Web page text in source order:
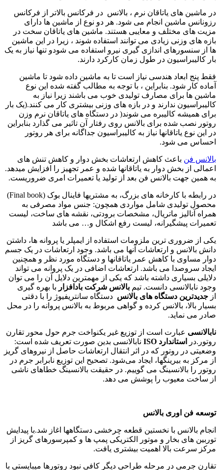
در ماشین های یاتاقان نرم ، بالانس در فرکانس بالاتر از فرکانس
رزونانس ماشین انجام می شود. هر دو نوع از ماشین ها دارای
مزیت های مختلف و معایبی هستند. ماشین های یاتاقان سخت در
بازه های وزنی زیادی می توانند استفاده شوند ، زیرا در این ماشین
ها از سنسورهای اندازی گیری نیرو استفاده می شودو تنها نیاز به یک
بار کالیبراسیون در طول زمان کارکرد دارند.
فقط پنج ابعاد هندسی نیاز است تا به ماشین داده شود تا ماشین
آماده کار شود. بنابراین ، با توجه به مطالب گفته شده این نوع
ماشین ها برای مصارف تولیدی خوب می باشند زیرا نیاز به
کالیبراسیون ندارند و در بازه های وزنی بیشتری کار می کنند.(یک بار
برای همیشه کالیبره می شوند( در دستگاه های یاتاقان نرم وزن
روتور نصب شده برای بالانس روی رفتار آن تاثیر می گذارد بنابراین
در این نوع یاتاقانها نیاز به کالیبراسیون جداگانه برای هر روتور
احساس می شود.
بالانس فن باعث کاهش ارتعاشات بخش دوار و کاهش تنش های
اعمالی از بخش دوار به یاتاقانها شده و عمر تجهیز را افزایش میدهد.
به همین جهت بالانس فن بعد از تولید یا تعمیرات امری ضروریست.
در رابطه با کارخانه های بزرگ، به مشتریها فاینال بوک (Final book)
محصول تولیدی شامل مواردی همچون: جنس مواد مصرفی به
همراه آنالیز ماتریال، مشخصات برودتی، نقشه های ساخت، لیست
تعمیرات پیشگیرانه، لیست رفع اشکال و… می باشد
یکی از ضروری ترین ملزومات استفاده از ایمپلر یا پروانه ها، داشتن
دانش بالانس و ارتعاشات آنها می باشد. وجود ارتعاشات در یک جسم
دوار مساوی با کاهش عمر یاتاقانها و دستگاه مورد نظر و همچنین
ایجاد سروصدا می باشد. ارتعاشات اضافی در یک پروانه می تواند
دلایلی بسیاری داشته باشد که یکی از مهمترین دلایل آن را می توان
وجود نابالانسی دانست. تیم بالانس شرکت بادافزار با بهره گیری
از جدیدترین دستگاه های بالانس دستگاه سانتریفیوژ را با دقتی
بسیار بالا، بالانس کرده و گواهی مربوط به بالانس پروانه را در محل
صادر می نماید.
نابالانسی عبارت است از توزیع غیر یکنواخت جرم حول محور تقارن
روتور.در
استاندارد
نابالانسی بدین صورت تعریف شده است:
وضعیتی در روتور که در اثر انتقال ارتعاشات حاصل از نیروهای گریز
از مرکز به بیرینگها، ایجاد می‌شود. تصحیح این توزیع نابرابر جرم در
روتور را بالانسینگ می گوییم. در حقیقت بالانسینگ خطاهای ناشی
از ساخت معیوب را پوشش می دهد.
توسعه فن اوری بالانس
انجام بالانس با نخستین قطعه چرخشی دستگاهها اغاز شد.با پیدایش
توربین های بخار و موتور الکتریکی پمپ ها و کمپرسورهای گریز از
مرکز سرعت بالا اهمیت بیشتری یافت.
تقارن جرمی در مرحله طراحی دیگر کافی نبود روتورها میبایستی با